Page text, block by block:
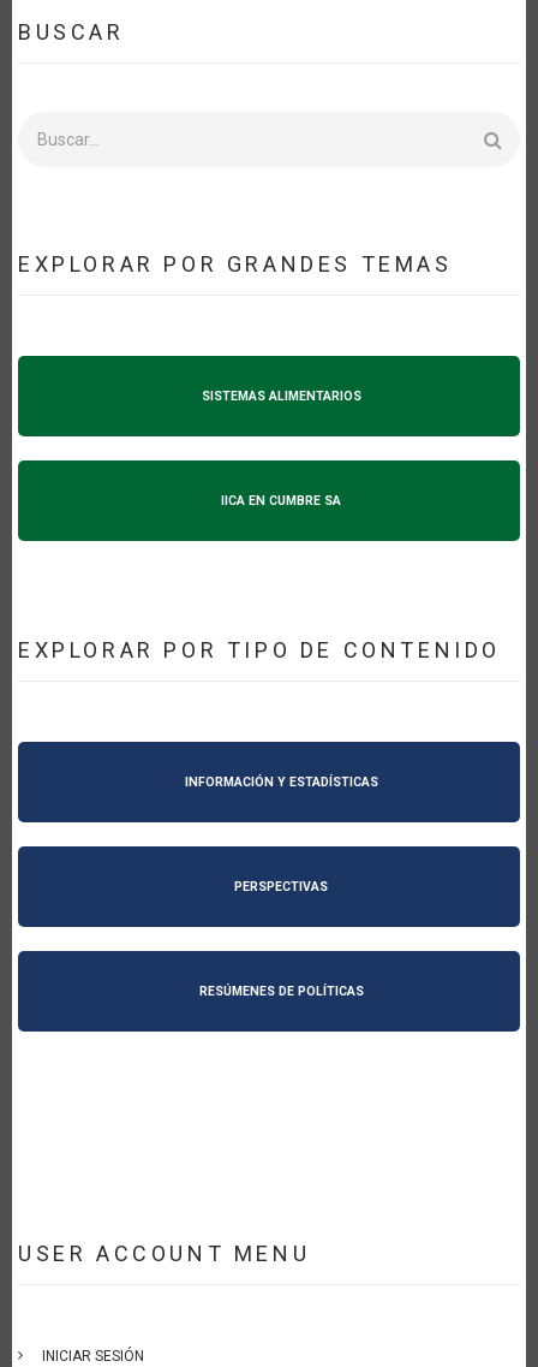
BUSCAR
EXPLORAR POR GRANDES TEMAS
SISTEMAS ALIMENTARIOS
IICA EN CUMBRE SA
EXPLORAR POR TIPO DE CONTENIDO
INFORMACIÓN Y ESTADÍSTICAS
PERSPECTIVAS
RESÚMENES DE POLÍTICAS
USER ACCOUNT MENU
INICIAR SESIÓN